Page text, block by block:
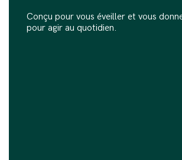
Conçu pour vous éveiller et vous
pour agir au quotidien.